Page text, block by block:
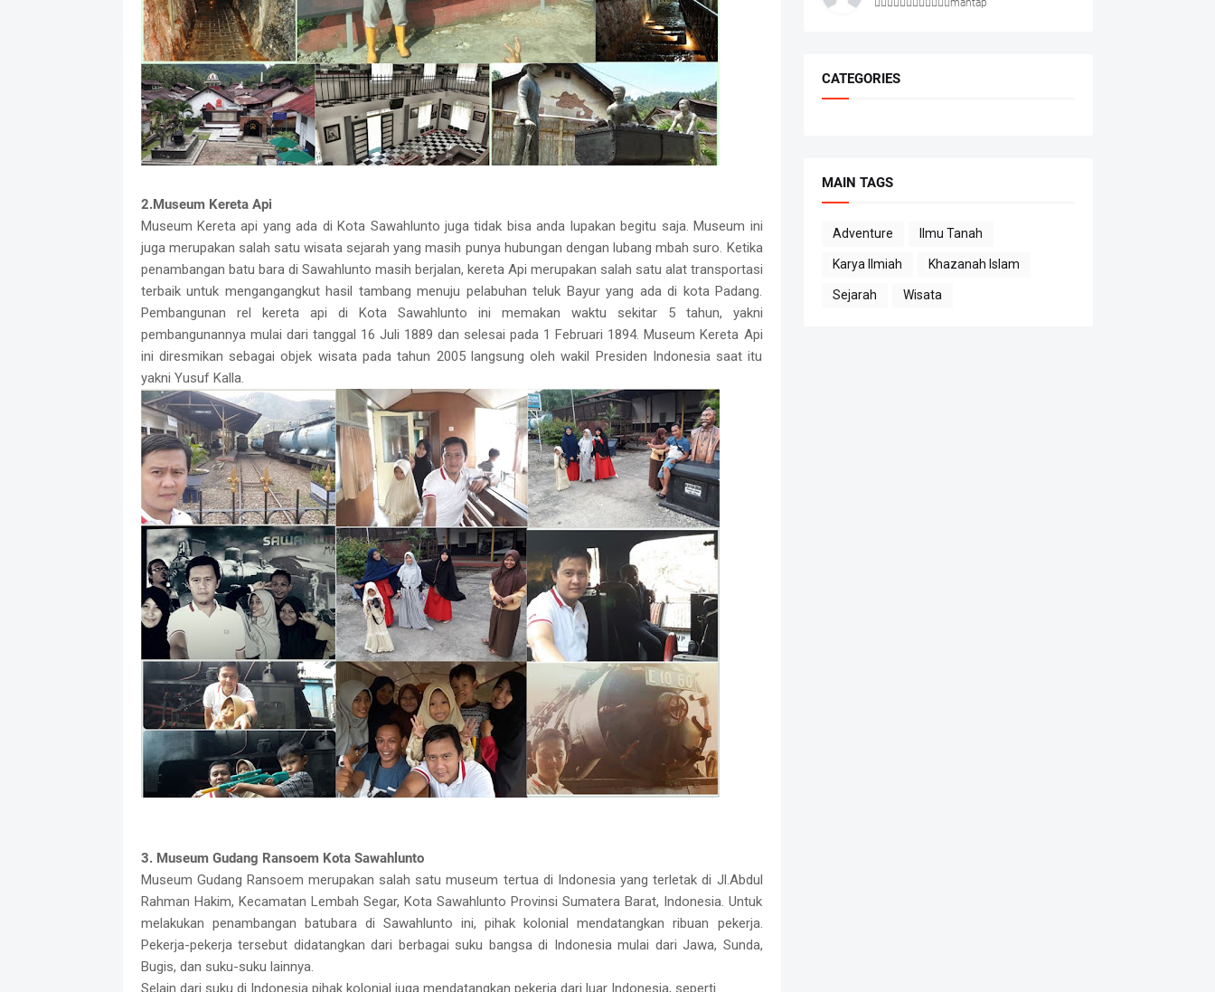
2.Museum Kereta Api
Museum Kereta api yang ada di Kota Sawahlunto juga tidak bisa anda lupakan begitu saja. Museum ini
juga merupakan salah satu wisata sejarah yang masih punya hubungan dengan lubang mbah suro. Ketika
penambangan batu bara di Sawahlunto masih berjalan, kereta Api merupakan salah satu alat transportasi
terbaik untuk mengangangkut hasil tambang menuju pelabuhan teluk Bayur yang ada di kota Padang.
Pembangunan rel kereta api di Kota Sawahlunto ini memakan waktu sekitar 5 tahun, yakni
pembangunannya mulai dari tanggal 16 Juli 1889 dan selesai pada 1 Februari 1894. Museum Kereta Api
ini diresmikan sebagai objek wisata pada tahun 2005 langsung oleh wakil Presiden Indonesia saat itu
yakni Yusuf Kalla.
3. Museum Gudang Ransoem Kota Sawahlunto
Museum Gudang Ransoem merupakan salah satu museum tertua di Indonesia yang terletak di Jl.Abdul
Rahman Hakim, Kecamatan Lembah Segar, Kota Sawahlunto Provinsi Sumatera Barat, Indonesia. Untuk
melakukan penambangan batubara di Sawahlunto ini, pihak kolonial mendatangkan ribuan pekerja.
Pekerja-pekerja tersebut didatangkan dari berbagai suku bangsa di Indonesia mulai dari Jawa, Sunda,
Bugis, dan suku-suku lainnya.
Selain dari suku di Indonesia pihak kolonial juga mendatangkan pekerja dari luar Indonesia, seperti
CATEGORIES
MAIN TAGS
Adventure Ilmu Tanah
Karya Ilmiah Khazanah Islam
Sejarah Wisata